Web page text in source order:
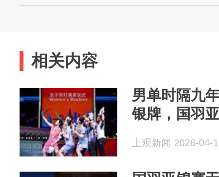
相关内容
男单时隔九
银牌，国羽
上观新闻 2026-04-